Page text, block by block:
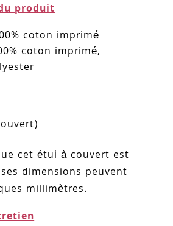
produit
coton imprimé
coton imprimé,
cet étui à couvert est
dimensions peuvent
millimètres.